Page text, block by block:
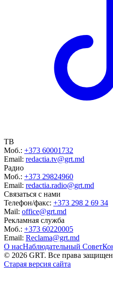
ТВ
Моб.: +373 60001732
Email: redactia.tv@grt.md
Радио
Моб.: +373 29824960
Email: redactia.radio@grt.md
Связаться с нами
Телефон/факс: +373 298 2 69 34
Mail: office@grt.md
Рекламная служба
Моб.: +373 60220005
Email: Reclama@grt.md
О насНаблюдательный Совет
© 2026 GRT. Все права
Старая версия сайта